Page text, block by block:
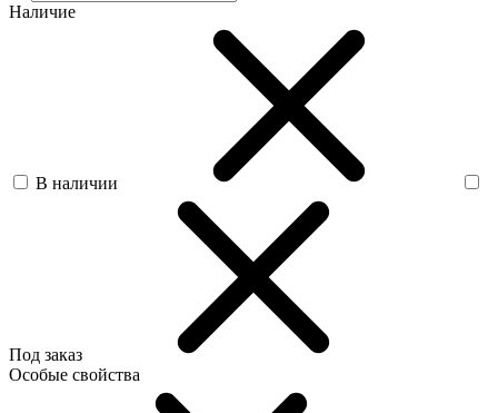
Наличие
В наличии
Под заказ
Особые свойства